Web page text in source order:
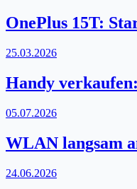
OnePlus 15T:
25.03.2026
Handy
05.07.2026
WLAN langsam
24.06.2026